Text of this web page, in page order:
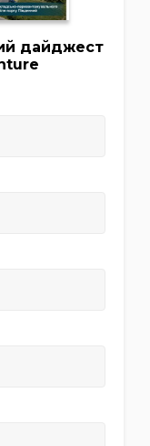
дайджест